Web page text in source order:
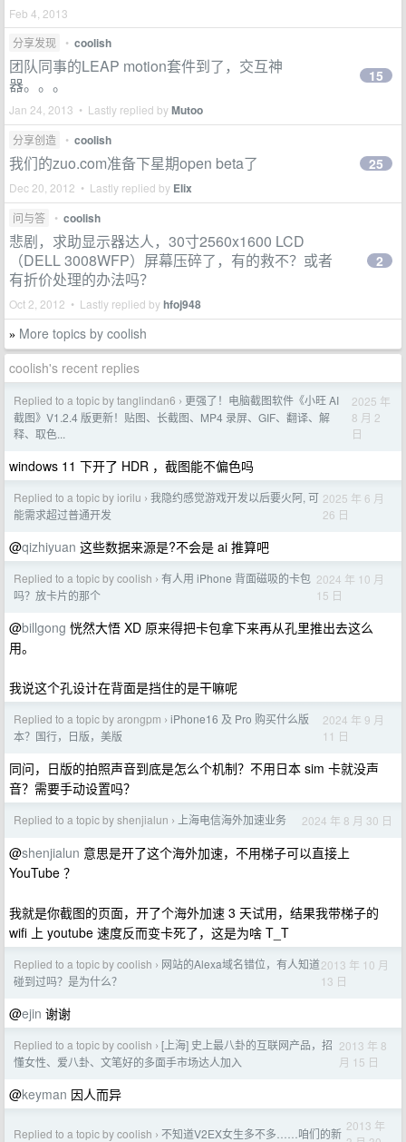
Feb 4, 2013
分享发现
• coolish
团队同事的LEAP motion套件到了，交互神
器。。。
Jan 24, 2013 • Lastly replied byMutoo
15
分享创造 • coolish
我们的zuo.com准备下星期open beta了
Dec 20, 2012 • Lastly replied by Elix
25
问与答 • coolish
悲剧，求助显示器达人，30寸2560x1600 LCD
（DELL 3008WFP）屏幕压碎了，有的救不？或者
有折价处理的办法吗？
Oct 2, 2012 • Lastly replied byhfoj948
2
» More topics by coolish
coolish's recent replies
Replied to a topic by tanglindan6 › 更强了！电脑截图软件《小旺 AI
截图》V1.2.4 版更新！贴图、长截图、MP4 录屏、GIF、翻译、解
释、取色...
2025 年
8 月 2
日
windows 11 下开了 HDR ，截图能不偏色吗
Replied to a topic by iorilu › 我隐约感觉游戏开发以后要火阿, 可
能需求超过普通开发
2025 年 6 月
26 日
@qizhiyuan 这些数据来源是?不会是 ai 推算吧
Replied to a topic by coolish › 有人用 iPhone 背面磁吸的卡包
吗？放卡片的那个
2024 年 10 月
15 日
@billgong 恍然大悟 XD 原来得把卡包拿下来再从孔里推出去这么
用。
我说这个孔设计在背面是挡住的是干嘛呢
Replied to a topic by arongpm › iPhone16 及 Pro 购买什么版
本？国行，日版，美版
2024 年 9 月
11 日
同问，日版的拍照声音到底是怎么个机制？不用日本 sim 卡就没声
音？需要手动设置吗？
Replied to a topic by shenjialun › 上海电信海外加速业务 2024 年 8 月 30 日
@shenjialun 意思是开了这个海外加速，不用梯子可以直接上
YouTube ？
我就是你截图的页面，开了个海外加速 3 天试用，结果我带梯子的
wifi 上 youtube 速度反而变卡死了，这是为啥 T_T
Replied to a topic by coolish › 网站的Alexa域名错位，有人知道
碰到过吗？是为什么？
2013 年 10 月
13 日
@ejin 谢谢
Replied to a topic by coolish › [上海] 史上最八卦的互联网产品，招
懂女性、爱八卦、文笔好的多面手市场达人加入
2013 年 8
月 15 日
@keyman 因人而异
Replied to a topic by coolish › 不知道V2EX女生多不多……咱们的新 2013 年